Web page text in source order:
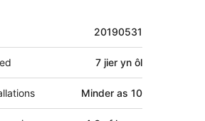
20190531
7 jier yn ôl
Minder as 10